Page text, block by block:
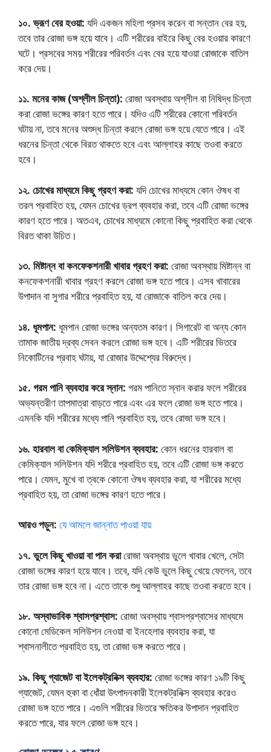
১০. ভ্রূণ বের হওয়া: যদি একজন মহিলা প্রসব করেন বা সন্তান বের হয়,
তবে তার রোজা ভঙ্গ হয়ে যাবে। এটি শরীরের বাইরে কিছু বের হওয়ার কারণে
ঘটে। প্রসবের সময় শরীরের পরিবর্তন এবং বের হয়ে যাওয়া রোজাকে বাতিল
করে দেয়।
১১. মনের কাজ (অশ্লীল চিন্তা): রোজা অবস্থায় অশ্লীল বা নিষিদ্ধ চিন্তা
করা রোজা ভঙ্গের কারণ হতে পারে। যদিও এটি শরীরের কোনো পরিবর্তন
ঘটায় না, তবে মনের অশুদ্ধ চিন্তা করলে রোজা ভঙ্গ হয়ে যেতে পারে। এই
ধরনের চিন্তা থেকে বিরত থাকতে হবে এবং আল্লাহর কাছে তওবা করতে
হবে।
১২. চোখের মাধ্যমে কিছু গ্রহণ করা: যদি চোখের মাধ্যমে কোন ঔষধ বা
তরল প্রবাহিত হয়, যেমন চোখের ড্রপ ব্যবহার করা, তবে এটি রোজা ভঙ্গের
কারণ হতে পারে। অতএব, চোখের মাধ্যমে কোনো কিছু প্রবাহিত করা থেকে
বিরত থাকা উচিত।
১৩. মিষ্টান্ন বা কনফেকশনারী খাবার গ্রহণ করা: রোজা অবস্থায় মিষ্টান্ন বা
কনফেকশনারী খাবার গ্রহণ করলে রোজা ভঙ্গ হতে পারে। এসব খাবারের
উপাদান বা সুগার শরীরে প্রবাহিত হয়, যা রোজাকে বাতিল করে দেয়।
১৪. ধূমপান: ধূমপান রোজা ভঙ্গের অন্যতম কারণ। সিগারেট বা অন্য কোন
তামাক জাতীয় দ্রব্য সেবন করলে রোজা ভঙ্গ হবে। এটি শরীরের ভিতরে
নিকোটিনের প্রবাহ ঘটায়, যা রোজার উদ্দেশ্যের বিরুদ্ধে।
১৫. গরম পানি ব্যবহার করে স্নান: গরম পানিতে স্নান করার ফলে শরীরের
অভ্যন্তরীণ তাপমাত্রা বাড়তে পারে এবং এর ফলে রোজা ভঙ্গ হতে পারে।
এমনকি যদি শরীরের মধ্যে পানি প্রবাহিত হয়, তবে রোজা ভঙ্গ হবে।
১৬. হারবাল বা কেমিক্যাল সলিউশন ব্যবহার: কোন ধরনের হারবাল বা
কেমিক্যাল সলিউশন যদি শরীরে প্রবাহিত হয়, তবে এটি রোজা ভঙ্গ করতে
পারে। যেমন, মুখে বা ত্বকে কোনো ঔষধ ব্যবহার করা, যা শরীরের মধ্যে
প্রবাহিত হয়, তা রোজা ভঙ্গের কারণ হতে পারে।
আরও পড়ুন: যে আমলে জান্নাত পাওয়া যায়
১৭. ভুলে কিছু খাওয়া বা পান করারোজা অবস্থায় ভুলে খাবার খেলে, সেটা
রোজা ভঙ্গের কারণ হয়ে যাবে। তবে, যদি কেউ ভুলে কিছু খেয়ে ফেলেন, তবে
তার রোজা ভঙ্গ হবে না। এতে তাকে শুধু আল্লাহর কাছে তওবা করতে হবে।
১৮. অস্বাভাবিক শ্বাসপ্রশ্বাস: রোজা অবস্থায় শ্বাসপ্রশ্বাসের মাধ্যমে
কোনো মেডিকেল সলিউশন নেওয়া বা ইনহেলার ব্যবহার করা, যা
শ্বাসনালীতে প্রবাহিত হয়, তা রোজা ভঙ্গ করতে পারে।
১৯. কিছু গ্যাজেট বা ইলেকট্রনিক্স ব্যবহার: রোজা ভঙ্গের কারণ ১৯টি কিছু
গ্যাজেট, যেমন হুকা বা ধোঁয়া উৎপাদনকারী ইলেকট্রনিক্স ব্যবহার করেও
রোজা ভঙ্গ হতে পারে। এগুলি শরীরের ভিতরে ক্ষতিকর উপাদান প্রবাহিত
করতে পারে, যার ফলে রোজা ভঙ্গ হবে।